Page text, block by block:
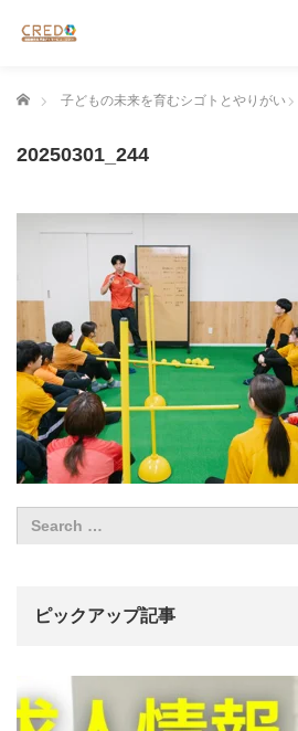
ホーム 子どもの未来を育むシゴトとやりがい
20250301_244
ピックアップ記事